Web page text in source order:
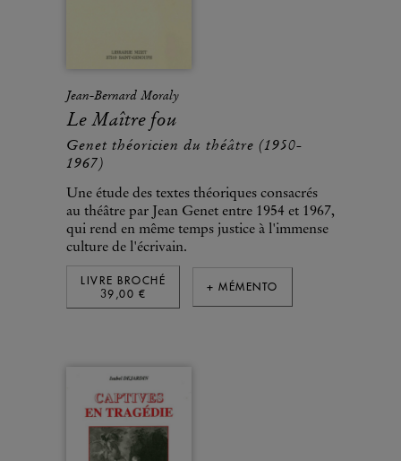
Jean-Bernard Moraly
Le Maître fou
Genet théoricien du théâtre (1950-
1967)
Une étude des textes théoriques consacrés
au théâtre par Jean Genet entre 1954 et 1967,
qui rend en même temps justice à l'immense
culture de l'écrivain.
LIVRE BROCHÉ
39,00 €
+ MÉMENTO